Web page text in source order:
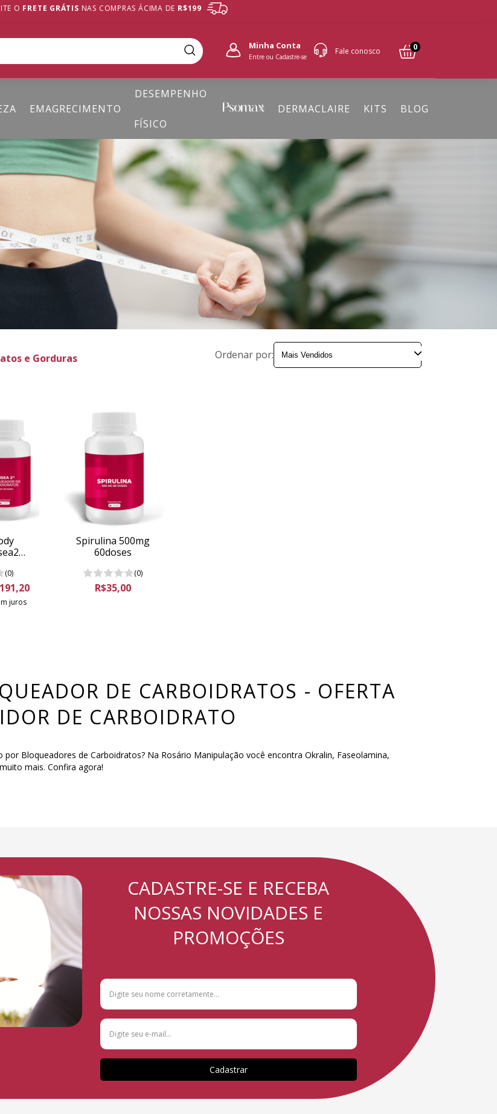
O FRETE GRÁTIS NAS COMPRAS ÁCIMA DE R$199
Minha Conta
Entre ou Cadastre-se
Fale conosco 0
EMAGRECIMENTO
DESEMPENHO
FÍSICO
DERMACLAIRE KITS BLOG
e Gorduras Ordenar por:
e
(0)
juros
Spirulina 500mg
60doses
(0)
R$35,00
DE CARBOIDRATOS - OFERTA
DE CARBOIDRATO
por Bloqueadores de Carboidratos? Na Rosário Manipulação você encontra Okralin, Faseolamina,
mais. Confira agora!
CADASTRE-SE E RECEBA
NOSSAS NOVIDADES E
PROMOÇÕES
Cadastrar